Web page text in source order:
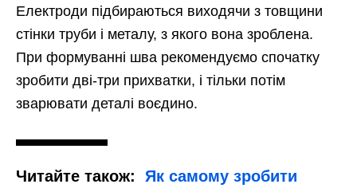
Електроди підбираються виходячи з товщини
стінки труби і металу, з якого вона зроблена.
При формуванні шва рекомендуємо спочатку
зробити дві-три прихватки, і тільки потім
зварювати деталі воєдино.
Читайте також: Як самому зробити